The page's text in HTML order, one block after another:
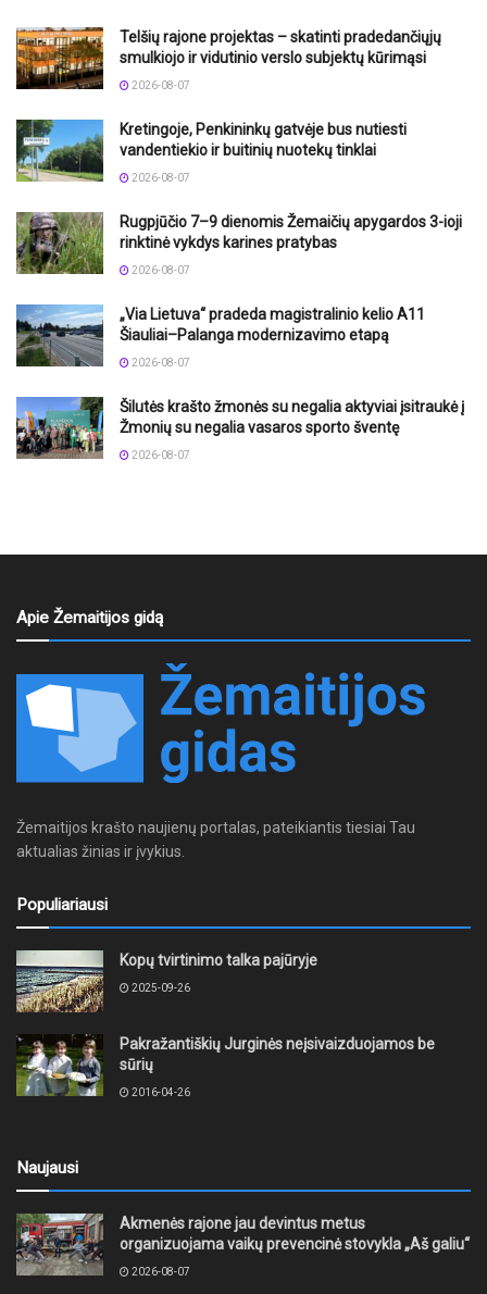
Telšių rajone projektas – skatinti pradedančiųjų
smulkiojo ir vidutinio verslo subjektų kūrimąsi
2026-08-07
Kretingoje, Penkininkų gatvėje bus nutiesti
vandentiekio ir buitinių nuotekų tinklai
2026-08-07
Rugpjūčio 7–9 dienomis Žemaičių apygardos 3-ioji
rinktinė vykdys karines pratybas
2026-08-07
„Via Lietuva“ pradeda magistralinio kelio A11
Šiauliai–Palanga modernizavimo etapą
2026-08-07
Šilutės krašto žmonės su negalia aktyviai įsitraukė į
Žmonių su negalia vasaros sporto šventę
2026-08-07
Apie Žemaitijos gidą
Žemaitijos krašto naujienų portalas, pateikiantis tiesiai Tau
aktualias žinias ir įvykius.
Populiariausi
Kopų tvirtinimo talka pajūryje
2025-09-26
Pakražantiškių Jurginės neįsivaizduojamos be
sūrių
2016-04-26
Naujausi
Akmenės rajone jau devintus metus
organizuojama vaikų prevencinė stovykla „Aš galiu“
2026-08-07